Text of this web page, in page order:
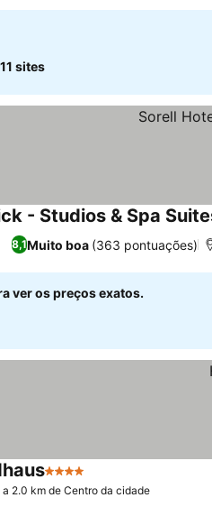
11 sites
- Studios & Spa
8,1Muito boa (363 pontuações)
ver os preços exatos.
4 Estrelas
a 2.0 km de Centro da cidade